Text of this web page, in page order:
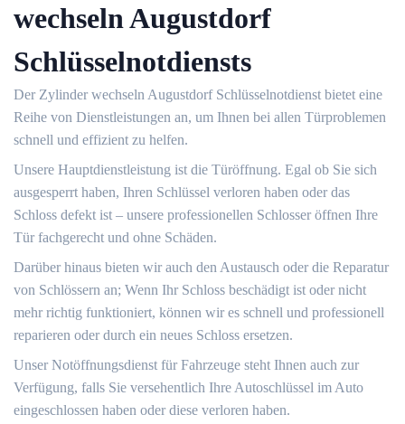
wechseln Augustdorf
Schlüsselnotdiensts
Der Zylinder wechseln Augustdorf Schlüsselnotdienst bietet eine
Reihe von Dienstleistungen an, um Ihnen bei allen Türproblemen
schnell und effizient zu helfen.
Unsere Hauptdienstleistung ist die Türöffnung.​ Egal ob Sie sich
ausgesperrt haben, Ihren Schlüssel verloren haben oder das
Schloss defekt ist ‒ unsere professionellen Schlosser öffnen Ihre
Tür fachgerecht und ohne Schäden.​
Darüber hinaus bieten wir auch den Austausch oder die Reparatur
von Schlössern an; Wenn Ihr Schloss beschädigt ist oder nicht
mehr richtig funktioniert, können wir es schnell und professionell
reparieren oder durch ein neues Schloss ersetzen.​
Unser Notöffnungsdienst für Fahrzeuge steht Ihnen auch zur
Verfügung, falls Sie versehentlich Ihre Autoschlüssel im Auto
eingeschlossen haben oder diese verloren haben.​